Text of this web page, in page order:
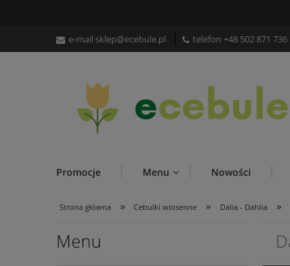
e-mail sklep@ecebule.pl telefon +48 502 871 736
Promocje Menu Nowości
Strona główna » Cebulki wiosenne » Dalia - Dahlia »
Menu